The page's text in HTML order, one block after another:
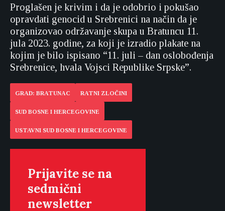
Proglašen je krivim i da je odobrio i pokušao
opravdati genocid u Srebrenici na način da je
organizovao održavanje skupa u Bratuncu 11.
jula 2023. godine, za koji je izradio plakate na
kojim je bilo ispisano “11. juli – dan oslobođenja
Srebrenice, hvala Vojsci Republike Srpske”.
GRAD: BRATUNAC RATNI ZLOČINI
SUD BOSNE I HERCEGOVINE
USTAVNI SUD BOSNE I HERCEGOVINE
Prijavite se na
sedmični
newsletter